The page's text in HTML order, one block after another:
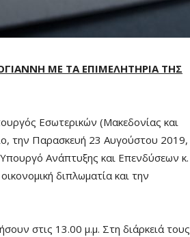
ΜΕ ΤΑ ΕΠΙΜΕΛΗΤΗΡΙΑ ΤΗΣ
Εσωτερικών (Μακεδονίας και
την Παρασκευή 23 Αυγούστου 2019,
Ανάπτυξης και Επενδύσεων κ.
διπλωματία και την
στις 13.00 μ.μ. Στη διάρκειά τους